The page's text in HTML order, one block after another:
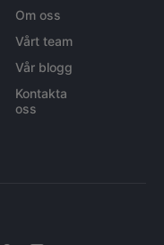
Om oss
Vårt team
Vår blogg
Kontakta
oss